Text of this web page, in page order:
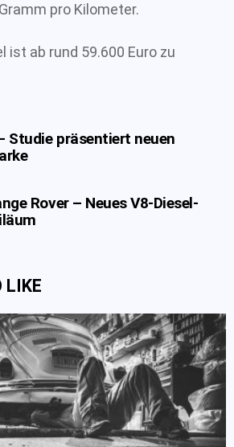
pro Kilometer.
ist ab rund 59.600 Euro zu
Studie präsentiert neuen
Rover – Neues V8-Diesel-
LIKE